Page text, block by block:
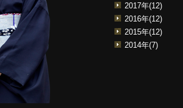
2017年(12)
2016年(12)
2015年(12)
2014年(7)